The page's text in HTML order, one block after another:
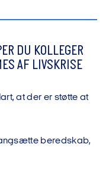
DU KOLLEGER
AF LIVSKRISE
at der er støtte at
beredskab,